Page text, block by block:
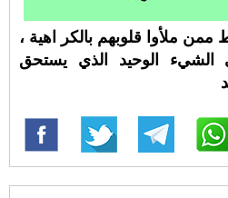
ممن ملأوا قلوبهم بالكر اهية ،
الشيء الوحيد الذي يستحق